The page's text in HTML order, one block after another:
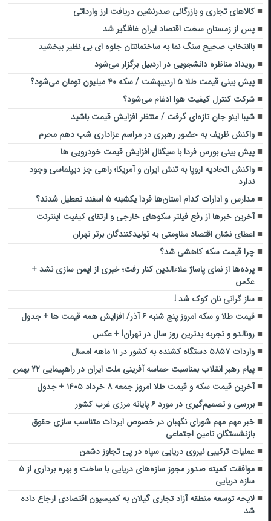
کالاهای تجاری و بازرگانی صدرنشین دریافت ارز وارداتی
پس از زمستان سخت اقتصاد ایران غافلگیر شد
باانتخاب صحیح سنگ نما به ساختمانتان جلوه ای بی نظیر ببخشید
رویداد مناظره دانشجویی در اردبیل برگزار می‌شود
پیش بینی قیمت طلا ۵ اردیبهشت / سکه ۴۰ میلیون تومان می‌شود؟
شرکت کنترل کیفیت هوا ادغام می‌شود؟
شیبا اینو جان تازه‌ای گرفت / منتظر افزایش قیمت باشید
واکنش ظریف به حضور رهبری در مراسم عزاداری شب دهم محرم
پیش بینی بورس فردا با سیگنال افزایش قیمت خودرویی ها
واکنش اتحادیه اروپا به تنش ایران و آمریکا؛ راهی جز دیپلماسی وجود
ندارد
مدارس و ادارات کدام استان‌ها فردا یکشبنه ۵ اسفند تعطیل شدند؟
آخرین خبرها از رفع فیلتر سکوهای خارجی و ارتقای کیفیت اینترنت
اعطای نشان اقتصاد مقاومتی به تولیدکنندگان برتر تهران
چرا قیمت سکه کاهشی شد؟
پرده‌ها از نمای پاساژ علاءالدین کنار رفت؛ خبری از ایمن‌ سازی نشد +
عکس
ساز گرانی نان کوک شد !
قیمت طلا و سکه امروز پنج شنبه ۶ آذر/ افزایش همه قیمت ها + جدول
رونالدو و تجربه بدترین روز سال در تهران! + عکس
واردات ۵۸۵۷ دستگاه کشنده به کشور در ۱۱ ماهه امسال
پیام رهبر انقلاب بمناسبت حماسه آفرینی ملت ایران در راهپیمایی ۲۲ بهمن
آخرین قیمت سکه و قیمت طلا امروز جمعه ۸ خرداد ۱۴۰۵ + جدول
بررسی و تصمیم‌گیری در مورد ۶ پایانه مرزی غرب کشور
خبر مهم مهم شورای نگهبان در خصوص ایردات متناسب سازی حقوق
بازنشستگان تامین اجتماعی
عملیات ترکیبی نیروی دریایی سپاه در پی تجاوز دشمن
موافقت کمیته صدور مجوز سازه‌های دریایی با ساخت و بهره برداری از ۵
سازه دریایی
لایحه توسعه منطقه آزاد تجاری گیلان به کمیسیون اقتصادی ارجاع داده
شد